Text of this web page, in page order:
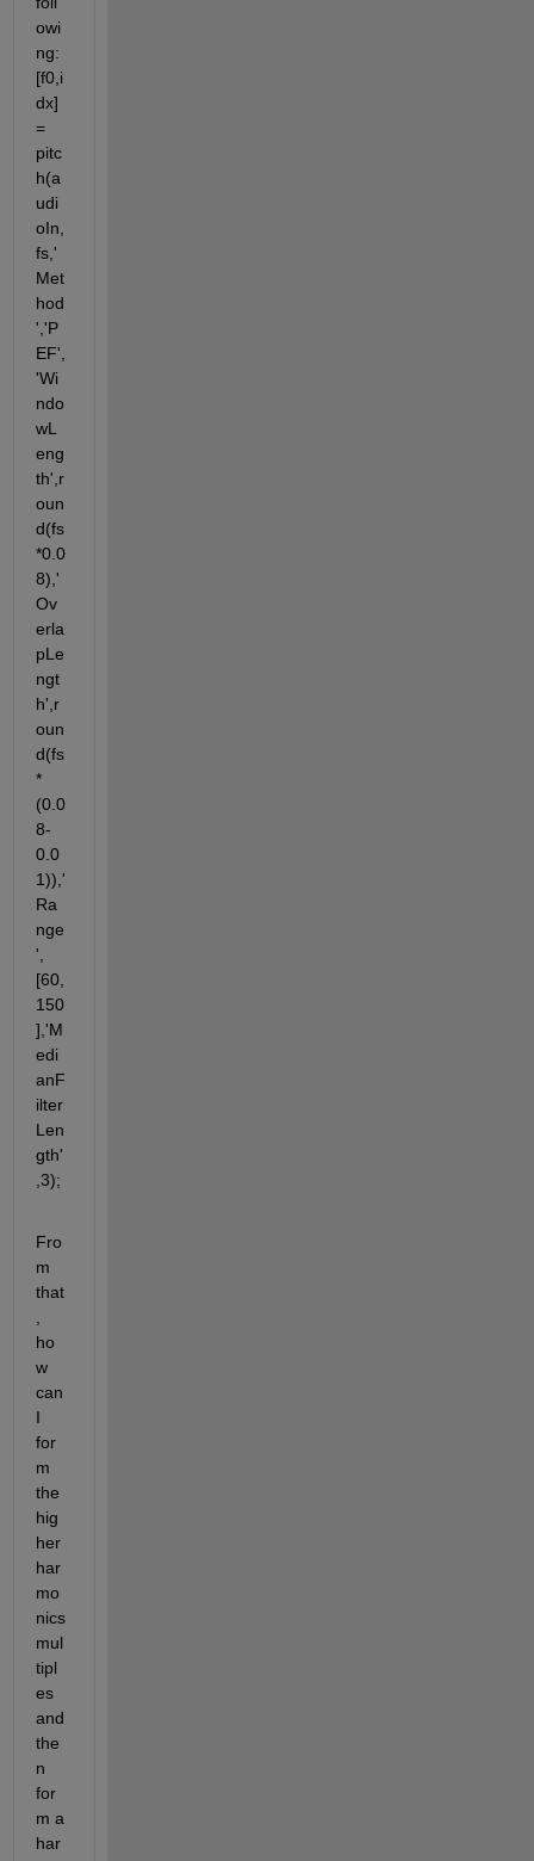
owi
ng:
[f0,i
dx]
=
pitc
h(a
udi
oIn,
fs,'
Met
hod
','P
EF',
'Wi
ndo
wL
eng
th',r
oun
d(fs
*0.0
8),'
Ov
erla
pLe
ngt
h',r
oun
d(fs
*
(0.0
8-
0.0
1)),'
Ra
nge
',
[60,
150
],'M
edi
anF
ilter
Len
gth'
,3);
Fro
m
that
ho
w
can
I
for
m
the
hig
her
har
mo
nics
mul
tipl
es
and
the
n
for
m a
har